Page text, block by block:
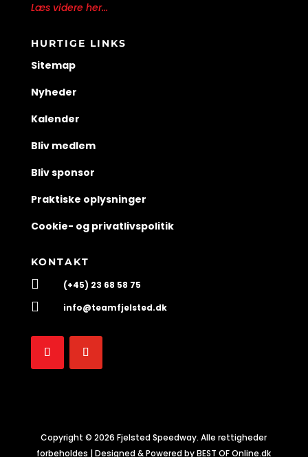
Læs videre her...
HURTIGE LINKS
Sitemap
Nyheder
Kalender
Bliv medlem
Bliv sponsor
Praktiske oplysninger
Cookie- og privatlivspolitik
KONTAKT
 (+45) 23 68 58 75
 info@teamfjelsted.dk
Copyright © 2026 Fjelsted Speedway. Alle rettigheder
forbeholdes | Designed & Powered by BEST OF Online.dk